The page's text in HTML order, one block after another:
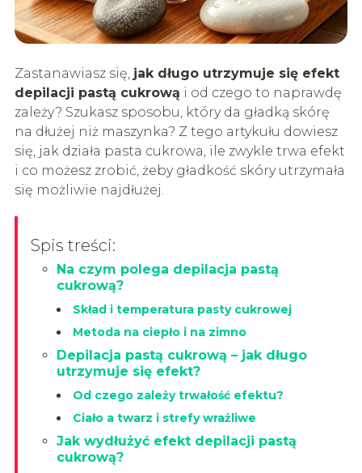
Zastanawiasz się, jak długo utrzymuje się efekt
depilacji pastą cukrową i od czego to naprawdę
zależy? Szukasz sposobu, który da gładką skórę
na dłużej niż maszynka? Z tego artykułu dowiesz
się, jak działa pasta cukrowa, ile zwykle trwa efekt
i co możesz zrobić, żeby gładkość skóry utrzymała
się możliwie najdłużej.
Spis treści:
Na czym polega depilacja pastą
cukrową?
Skład i temperatura pasty cukrowej
Metoda na ciepło i na zimno
Depilacja pastą cukrową – jak długo
utrzymuje się efekt?
Od czego zależy trwałość efektu?
Ciało a twarz i strefy wrażliwe
Jak wydłużyć efekt depilacji pastą
cukrową?